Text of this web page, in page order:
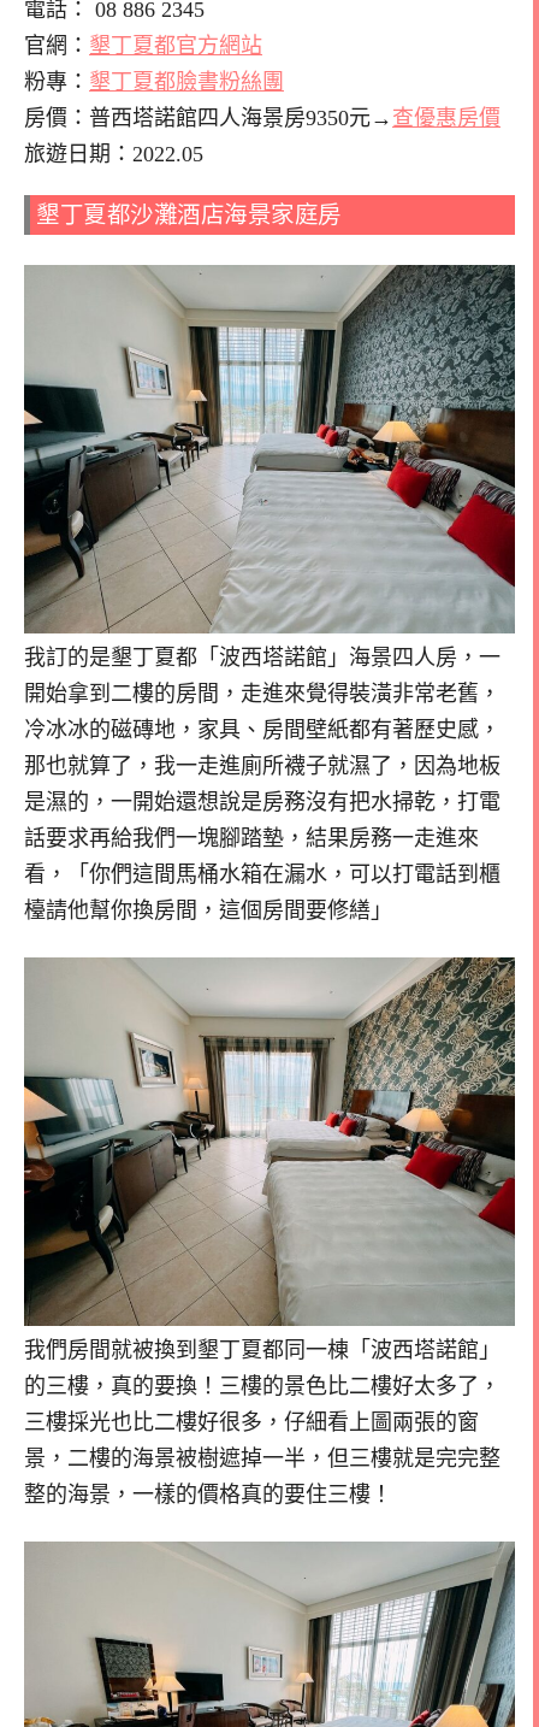
電話： 08 886 2345
官網： 墾丁夏都官方網站
粉專： 墾丁夏都臉書粉絲團
房價：普西塔諾館四人海景房9350元→ 查優惠房價
旅遊日期：2022.05
墾丁夏都沙灘酒店海景家庭房
我訂的是墾丁夏都「波西塔諾館」海景四人房，一
開始拿到二樓的房間，走進來覺得裝潢非常老舊，
冷冰冰的磁磚地，家具、房間壁紙都有著歷史感，
那也就算了，我一走進廁所襪子就濕了，因為地板
是濕的，一開始還想說是房務沒有把水掃乾，打電
話要求再給我們一塊腳踏墊，結果房務一走進來
看，「你們這間馬桶水箱在漏水，可以打電話到櫃
檯請他幫你換房間，這個房間要修繕」
我們房間就被換到墾丁夏都同一棟「波西塔諾館」
的三樓，真的要換！三樓的景色比二樓好太多了，
三樓採光也比二樓好很多，仔細看上圖兩張的窗
景，二樓的海景被樹遮掉一半，但三樓就是完完整
整的海景，一樣的價格真的要住三樓！